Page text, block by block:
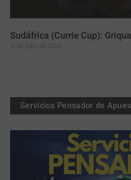
Sudáfrica (Currie Cup):
Servicios Pensador de